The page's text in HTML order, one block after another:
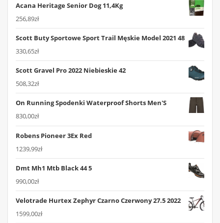
Acana Heritage Senior Dog 11,4Kg
256,89zł
Scott Buty Sportowe Sport Trail Męskie Model 2021 48
330,65zł
Scott Gravel Pro 2022 Niebieskie 42
508,32zł
On Running Spodenki Waterproof Shorts Men'S
830,00zł
Robens Pioneer 3Ex Red
1239,99zł
Dmt Mh1 Mtb Black 44 5
990,00zł
Velotrade Hurtex Zephyr Czarno Czerwony 27.5 2022
1599,00zł